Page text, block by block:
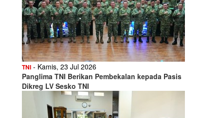
TNI - Kamis, 23 Jul 2026
Panglima TNI Berikan Pembekalan kepada Pasis
Dikreg LV Sesko TNI